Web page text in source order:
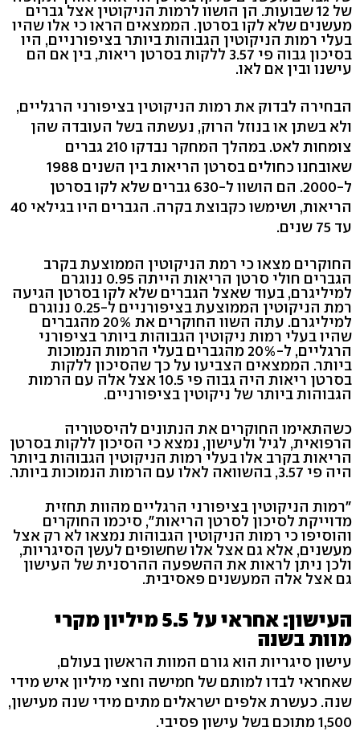
של 12 שבועות. הן הושוו לרמות הניקוטין אצל גברים
מעשנים שלא לקו בסרטן. הממצאים הראו כי אלו שהיו
בעלי רמות הניקוטין הגבוהות ביותר בציפורניים, היו
בסיכון גבוה פי 3.57 ללקות בסרטן ריאות, בין אם הם
עישנו ובין אם לאו.
הבחירה לבדוק את רמות הניקוטין בציפורני הרגליים,
ולא בשתן או בנוזל הרוק, נעשתה בשל העובדה שהן
צומחות לאט. במהלך המחקר נבדקו 210 גברים
שאובחנו כחולים בסרטן הריאות בין השנים 1988
ל-2000. הם הושוו ל-630 גברים שלא לקו בסרטן
הריאות, ושימשו כקבוצת בקרה. הגברים היו בגילאי 40
עד 75 שנים.
החוקרים מצאו כי רמת הניקוטין הממוצעת בקרב
הגברים חולי סרטן הריאות הייתה 0.95 ננוגרם
למיליגרם, בעוד שאצל הגברים שלא לקו בסרטן הגיעה
רמת הניקוטין הממוצעת בציפורניים ל-0.25 ננוגרם
למיליגרם. עתה השוו החוקרים את 20% מהגברים
שהיו בעלי רמות ניקוטין הגבוהות ביותר בציפורני
הרגליים, ל-20% מהגברים בעלי הרמות הנמוכות
ביותר. הממצאים הצביעו על כך שהסיכון ללקות
בסרטן ריאות היה גבוה פי 10.5 אצל אלה עם הרמות
הגבוהות ביותר של ניקוטין בציפורניים.
כשהתאימו החוקרים את הנתונים להיסטוריה
הרפואית, לגיל ולעישון, נמצא כי הסיכון ללקות בסרטן
הריאות בקרב אלו בעלי רמות הניקוטין הגבוהות ביותר
היה פי 3.57, בהשוואה לאלו עם הרמות הנמוכות ביותר.
"רמות הניקוטין בציפורני הרגליים מהוות תחזית
מדוייקת לסיכון לסרטן הריאות", סיכמו החוקרים
והוסיפו כי רמות הניקוטין הגבוהות נמצאו לא רק אצל
מעשנים, אלא גם אצל אלו שחשופים לעשן הסיגריות,
ולכן ניתן לראות את ההשפעה ההרסנית של העישון
גם אצל אלה המעשנים פאסיבית.
העישון: אחראי על 5.5 מיליון מקרי
מוות בשנה
עישון סיגריות הוא גורם המוות הראשון בעולם,
שאחראי לבדו למותם של חמישה וחצי מיליון איש מידי
שנה. כעשרת אלפים ישראלים מתים מידי שנה מעישון,
1,500 מתוכם בשל עישון פסיבי.